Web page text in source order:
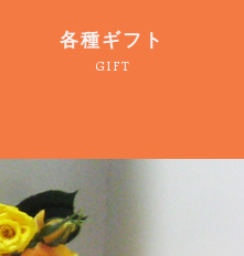
各種ギフト
GIFT